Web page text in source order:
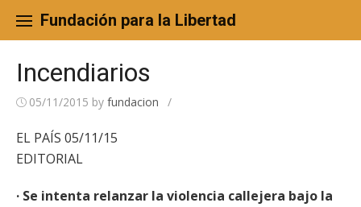
content
Fundación para la Libertad
Incendiarios
05/11/2015 by fundacion /
EL PAÍS 05/11/15
EDITORIAL
· Se intenta relanzar la violencia callejera bajo la